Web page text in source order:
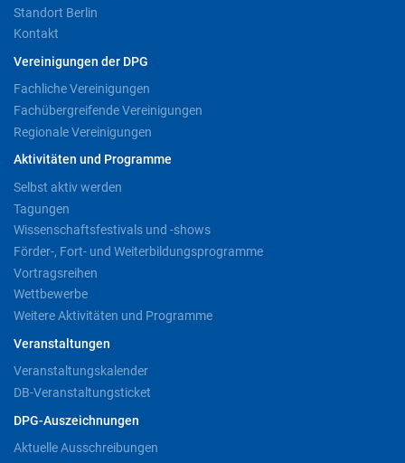
Standort Berlin
Kontakt
Vereinigungen der DPG
Fachliche Vereinigungen
Fachübergreifende Vereinigungen
Regionale Vereinigungen
Aktivitäten und Programme
Selbst aktiv werden
Tagungen
Wissenschaftsfestivals und -shows
Förder-, Fort- und Weiterbildungsprogramme
Vortragsreihen
Wettbewerbe
Weitere Aktivitäten und Programme
Veranstaltungen
Veranstaltungskalender
DB-Veranstaltungsticket
DPG-Auszeichnungen
Aktuelle Ausschreibungen